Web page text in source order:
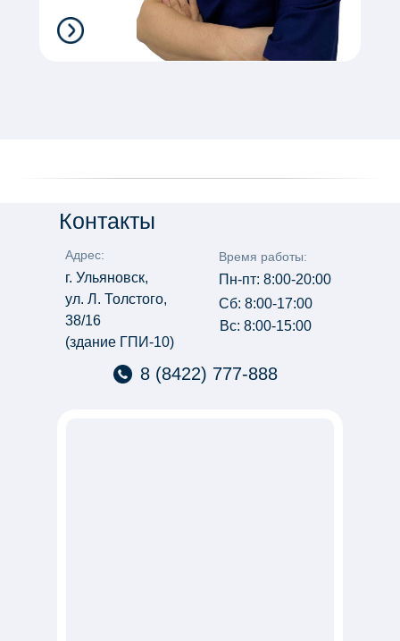
Контакты
Пн-пт: 8:00-20:00
г. Ульяновск,
ул. Л. Толстого,
38/16
(здание ГПИ-10)
Адрес:
Сб: 8:00-17:00
Вс: 8:00-15:00
Время работы:
8 (8422) 777-888